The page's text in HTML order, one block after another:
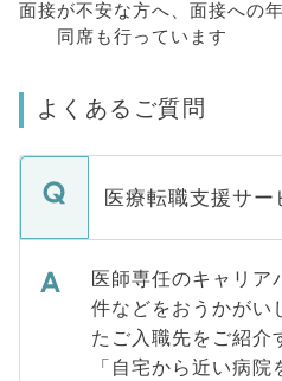
面接が不安な方へ、 面接への
同席も行っています
よくあるご質問
医療転職支援サー
医師専任のキャリア
件などをおうかがい
たご入職先をご紹介
「自宅から近い病院